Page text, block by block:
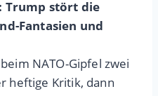
Trump stört die
Fantasien und
NATO-Gipfel zwei
heftige Kritik, dann